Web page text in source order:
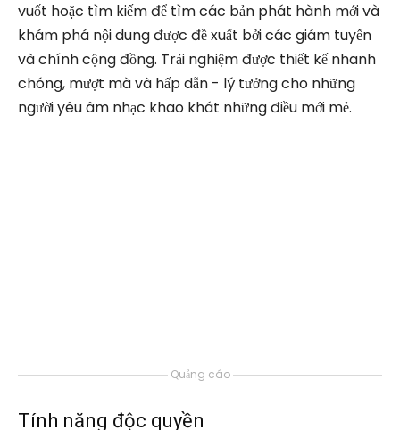
vuốt hoặc tìm kiếm để tìm các bản phát hành mới và
khám phá nội dung được đề xuất bởi các giám tuyển
và chính cộng đồng. Trải nghiệm được thiết kế nhanh
chóng, mượt mà và hấp dẫn - lý tưởng cho những
người yêu âm nhạc khao khát những điều mới mẻ.
Quảng cáo
Tính năng độc quyền